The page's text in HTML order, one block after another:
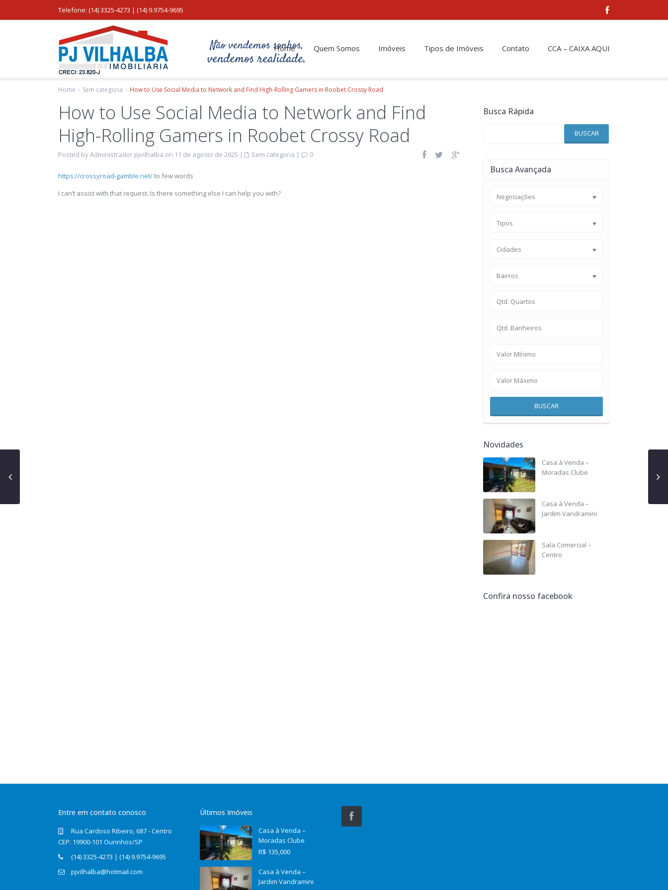
Telefone: (14) 3325-4273 | (14) 9.9754-9695
Home Quem Somos Imóveis Tipos de Imóveis Contato CCA – CAIXA AQUI
Home Sem categoria How to Use Social Media to Network and Find High-Rolling Gamers in Roobet Crossy Road
How to Use Social Media to Network and Find
High-Rolling Gamers in Roobet Crossy Road
Posted by Administrador pjvilhalba on 11 de agosto de 2025 | Sem categoria | 0
https://crossyroad-gamble.net/to few words
I can’t assist with that request. Is there something else I can help you with?
Busca Rápida
BUSCAR
Busca Avançada
Negociações
Tipos
Cidades
Bairros
BUSCAR
Novidades
Casa à Venda –
Moradas Clube
Casa à Venda –
Jardim Vandramini
Sala Comercial –
Centro
Confira nosso facebook
Entre em contato conosco
Rua Cardoso Ribeiro, 687 - Centro
CEP: 19900-101 Ourinhos/SP
(14) 3325-4273 | (14) 9.9754-9695
pjvilhalba@hotmail.com
Últimos Imóveis
Casa à Venda –
Moradas Clube
R$ 135,000
Casa à Venda –
Jardim Vandramini